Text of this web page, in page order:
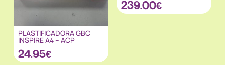
PLASTIFICADORA GBC
INSPIRE A4 – ACP
24.95€
239.00€